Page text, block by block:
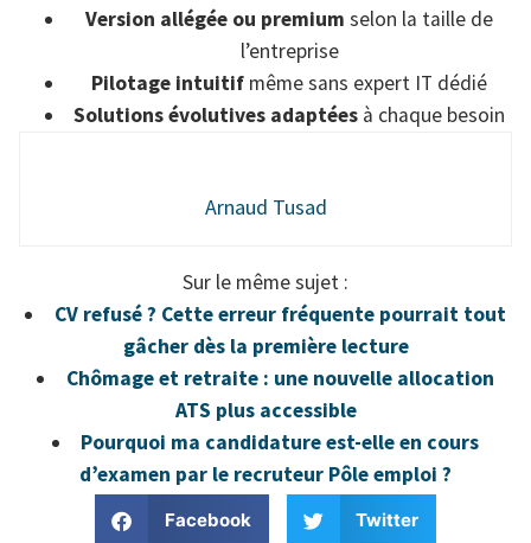
Version allégée ou premium selon la taille de
l’entreprise
Pilotage intuitif même sans expert IT dédié
Solutions évolutives adaptées à chaque besoin
Arnaud Tusad
Sur le même sujet :
CV refusé ? Cette erreur fréquente pourrait tout
gâcher dès la première lecture
Chômage et retraite : une nouvelle allocation
ATS plus accessible
Pourquoi ma candidature est-elle en cours
d’examen par le recruteur Pôle emploi ?
Facebook Twitter